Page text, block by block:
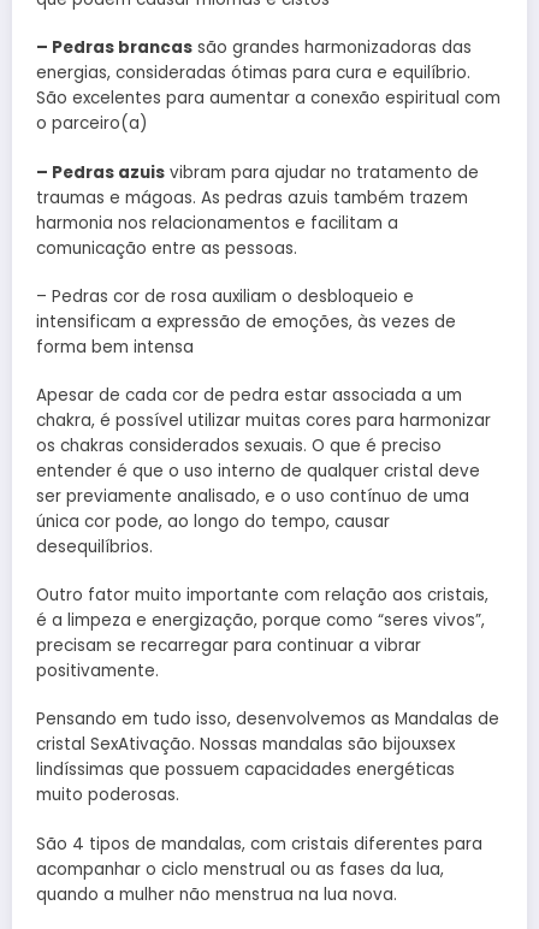
– Pedras brancas são grandes harmonizadoras das
energias, consideradas ótimas para cura e equilíbrio.
São excelentes para aumentar a conexão espiritual com
o parceiro(a)
– Pedras azuis vibram para ajudar no tratamento de
traumas e mágoas. As pedras azuis também trazem
harmonia nos relacionamentos e facilitam a
comunicação entre as pessoas.
– Pedras cor de rosa auxiliam o desbloqueio e
intensificam a expressão de emoções, às vezes de
forma bem intensa
Apesar de cada cor de pedra estar associada a um
chakra, é possível utilizar muitas cores para harmonizar
os chakras considerados sexuais. O que é preciso
entender é que o uso interno de qualquer cristal deve
ser previamente analisado, e o uso contínuo de uma
única cor pode, ao longo do tempo, causar
desequilíbrios.
Outro fator muito importante com relação aos cristais,
é a limpeza e energização, porque como “seres vivos”,
precisam se recarregar para continuar a vibrar
positivamente.
Pensando em tudo isso, desenvolvemos as Mandalas de
cristal SexAtivação. Nossas mandalas são bijouxsex
lindíssimas que possuem capacidades energéticas
muito poderosas.
São 4 tipos de mandalas, com cristais diferentes para
acompanhar o ciclo menstrual ou as fases da lua,
quando a mulher não menstrua na lua nova.